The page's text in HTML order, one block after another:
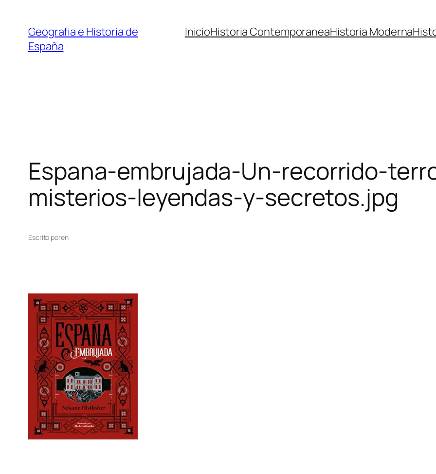
contenido
Geografia e Historia de
España
InicioHistoria ContemporaneaHistoria Moderna
Espana-embrujada-Un-recorrido-
misterios-leyendas-y-secretos.jpg
Escrito poren